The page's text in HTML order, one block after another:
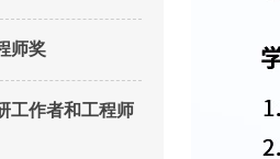
师奖
工作者和工程师